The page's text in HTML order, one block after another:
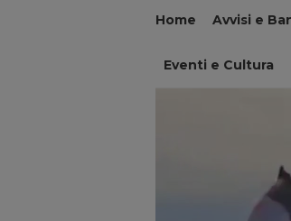
Home Avvisi e
Eventi e Cultura